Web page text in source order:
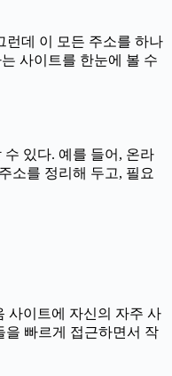
런데 이 모든 주소를 하나
사이트를 한눈에 볼 수
있다. 예를 들어, 온라
소를 정리해 두고, 필요
사이트에 자신의 자주 사
을 빠르게 접근하면서 작